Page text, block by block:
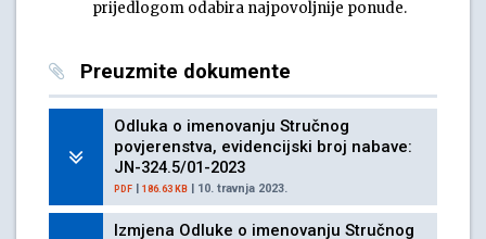
prijedlogom odabira najpovoljnije ponude.
Preuzmite dokumente
Odluka o imenovanju Stručnog
povjerenstva, evidencijski broj nabave:
JN-324.5/01-2023
PDF | 186.63 KB | 10. travnja 2023.
Izmjena Odluke o imenovanju Stručnog